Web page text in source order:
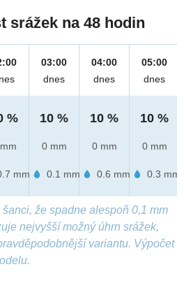
srážek na 48 hodin
%
mm
03:00
dnes
10 %
0 mm
0.1 mm
04:00
dnes
10 %
0 mm
0.6 mm
05:00
dnes
10 %
0 mm
0.3 mm
že spadne alespoň 0,1 mm
nejvyšší možný úhrn srážek,
variantu. Výpočet